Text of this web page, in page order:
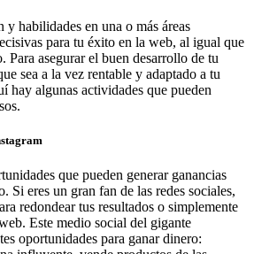
habilidades en una o más áreas
para tu éxito en la web, al igual que
Para asegurar el buen desarrollo de tu
sea a la vez rentable y adaptado a tu
hay algunas actividades que pueden
que pueden generar ganancias
Si eres un gran fan de las redes sociales,
redondear tus resultados o simplemente
Este medio social del gigante
oportunidades para ganar dinero: